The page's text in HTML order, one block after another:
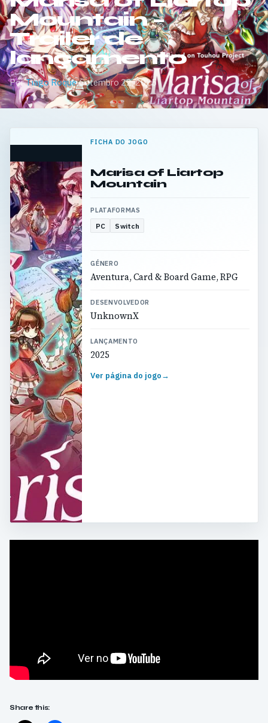
Mountain –
Trailer de
lançamento
PorTiago Roque·Setembro 22, 2025
FICHA DO JOGO
Marisa of Liartop
Mountain
PLATAFORMAS
PC Switch
GÉNERO
Aventura, Card & Board Game, RPG
DESENVOLVEDOR
UnknownX
LANÇAMENTO
2025
Ver página do jogo→
Share this: